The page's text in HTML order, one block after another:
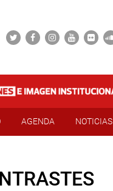
AGENDA NOTICIAS